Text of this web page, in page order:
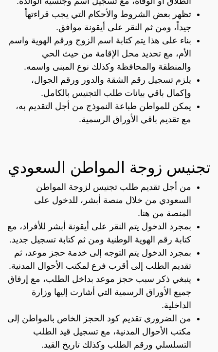
تظهر بعض الشروط والأحكام التي يجب قراءتهاً
جيداً، ومن ثم النقر على أيقونة موافق.
بناء على هذا يتم كتابة اسم الزوج ورقم الهوية واسم
الأم، مع تحديد محل الإقامة من حيث الحي
والمنطقة والمحافظة وكذلك نوع المبنى واسمه.
يلزم تسجيل رقم الشقة والدور ورقم الجوال،
وإكمال باقي بيانات طلب التجنيس بالكامل.
يمكن للمواطن طباعة النموذج من أجل التقديم به،
مع تقديم باقي الأوراق الرسمية.
تجنيس زوجة المواطن السعودي
من أجل تقديم طلب تجنيس لزوجة المواطن
السعودي من خلال منصة أبشر، للدخول على
المنصة من هنا.
بمجرد الدخول يتم النقر على أيقونة أبشر للأفراد، مع
كتابة رقم الهوية الوطنية ومن ثم كتابة تسجيل جديد.
بمجرد الدخول يتم التوجه إلى خدمة حجز موعد، ثم
تقديم الطلب إلى أقرب فرع لمكتب الأحوال المدنية.
ينبغي ذكر سبب حجز موعد بداخل الطلب، مع إرفاق
جميع الأوراق الرسمية التي أشارت إليها وزارة
الداخلية.
من الضروري تقديم كود الحجز الخاص بالمواطن إلى
مكتب الأحوال المدنية، مع تسجيل قيد الطلب
التسلسلي ورقم الطلب وكذلك تاريخ القيد.